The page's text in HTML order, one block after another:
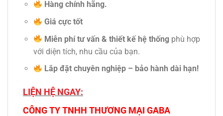
Hàng chính hãng.
Giá cực tốt
Miễn phí tư vấn & thiết kế hệ thống phù hợp
với diện tích, nhu cầu của bạn.
Lắp đặt chuyên nghiệp – bảo hành dài hạn!
LIỆN HỆ NGAY:
CÔNG TY TNHH THƯƠNG MẠI GABA